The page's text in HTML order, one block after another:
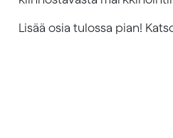
Lisää osia tulossa pian!